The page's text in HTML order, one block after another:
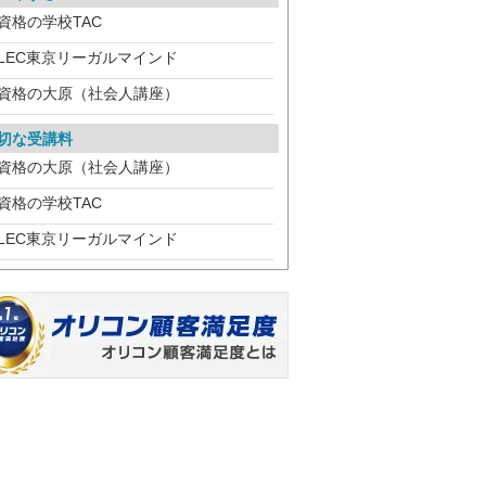
格の学校TAC
東京リーガルマインド
格の大原（社会人講座）
な受講料
格の大原（社会人講座）
格の学校TAC
東京リーガルマインド